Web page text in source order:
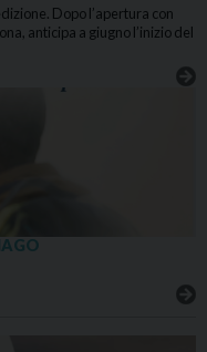
Dopo l’apertura con
anticipa a giugno l’inizio del